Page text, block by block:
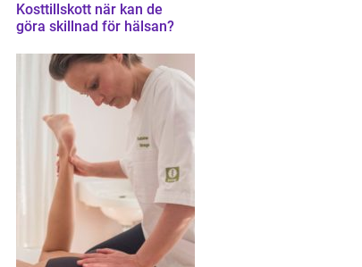
Kosttillskott när kan de
göra skillnad för hälsan?